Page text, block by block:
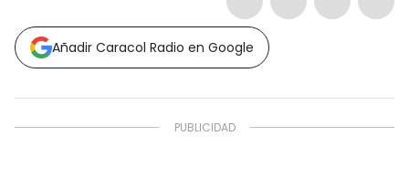
Añadir Caracol Radio en Google